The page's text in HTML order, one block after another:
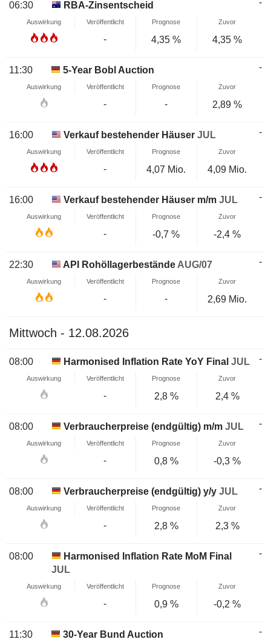
06:30 RBA-Zinsentscheid -
Auswirkung Veröffentlicht Prognose Zuvor
- 4,35 % 4,35 %
11:30 5-Year Bobl Auction -
Auswirkung Veröffentlicht Prognose Zuvor
- - 2,89 %
16:00 Verkauf bestehender Häuser JUL -
Auswirkung Veröffentlicht Prognose Zuvor
- 4,07 Mio. 4,09 Mio.
16:00 Verkauf bestehender Häuser m/m JUL -
Auswirkung Veröffentlicht Prognose Zuvor
- -0,7 % -2,4 %
22:30 API Rohöllagerbestände AUG/07 -
Auswirkung Veröffentlicht Prognose Zuvor
- - 2,69 Mio.
Mittwoch - 12.08.2026
08:00 Harmonised Inflation Rate YoY Final JUL -
Auswirkung Veröffentlicht Prognose Zuvor
- 2,8 % 2,4 %
08:00 Verbraucherpreise (endgültig) m/m JUL -
Auswirkung Veröffentlicht Prognose Zuvor
- 0,8 % -0,3 %
08:00 Verbraucherpreise (endgültig) y/y JUL -
Auswirkung Veröffentlicht Prognose Zuvor
- 2,8 % 2,3 %
08:00
Harmonised Inflation Rate MoM Final
JUL
-
Auswirkung Veröffentlicht Prognose Zuvor
- 0,9 % -0,2 %
11:30 30-Year Bund Auction -